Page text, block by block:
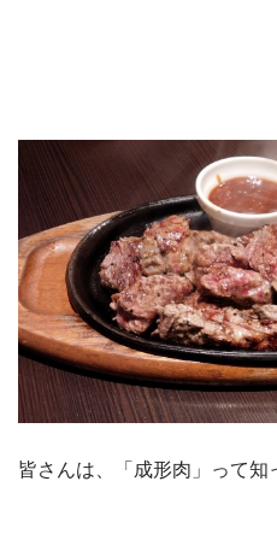
皆さんは、「成形肉」って知